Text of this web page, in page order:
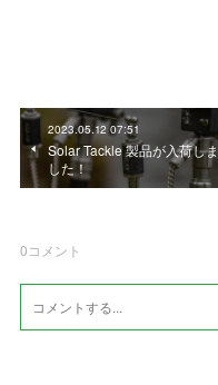
2023.05.12 07:51
Solar Tackle 製品が入荷しま
した！
0コメント